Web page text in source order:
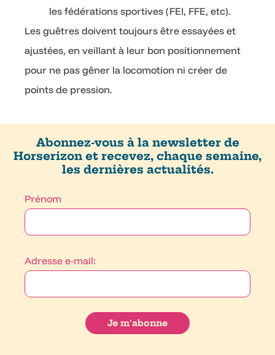
les fédérations sportives (FEI, FFE, etc).
Les guêtres doivent toujours être essayées et
ajustées, en veillant à leur bon positionnement
pour ne pas gêner la locomotion ni créer de
points de pression.
Abonnez-vous à la newsletter de
Horserizon et recevez, chaque semaine,
les dernières actualités.
Prénom
Adresse e-mail: